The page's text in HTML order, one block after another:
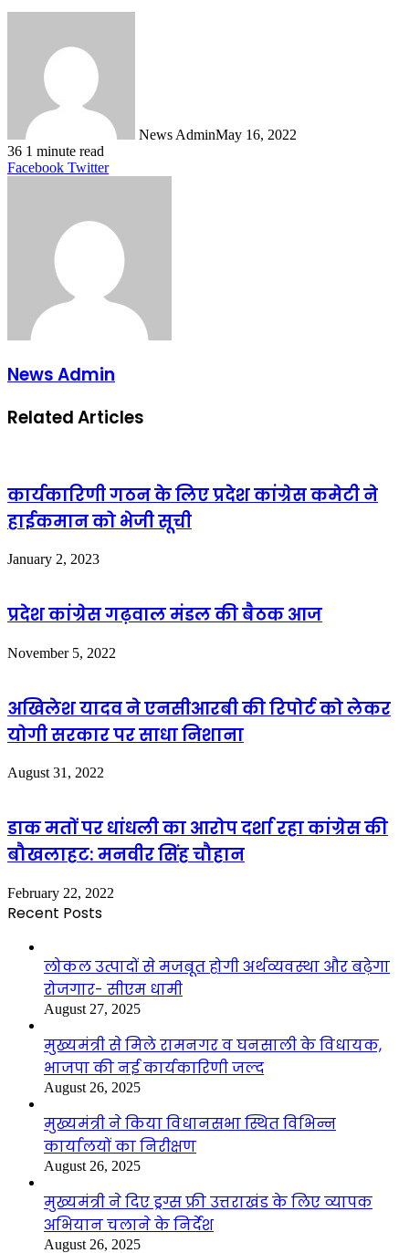
News AdminMay 16, 2022
36 1 minute read
Facebook TwitterLinkedIn
Tumblr
Pinterest
Reddit
VKontakte
Share
Print
News Admin
Related Articles
कार्यकारिणी गठन के लिए प्रदेश कांग्रेस कमेटी ने
हाईकमान को भेजी सूची
January 2, 2023
प्रदेश कांग्रेस गढ़वाल मंडल की बैठक आज
November 5, 2022
अखिलेश यादव ने एनसीआरबी की रिपोर्ट को लेकर
योगी सरकार पर साधा निशाना
August 31, 2022
डाक मतों पर धांधली का आरोप दर्शा रहा कांग्रेस की
बौखलाहट: मनवीर सिंह चौहान
February 22, 2022
Recent Posts
लोकल उत्पादों से मजबूत होगी अर्थव्यवस्था और बढ़ेगा
रोजगार- सीएम धामी
August 27, 2025
मुख्यमंत्री से मिले रामनगर व घनसाली के विधायक,
भाजपा की नई कार्यकारिणी जल्द
August 26, 2025
मुख्यमंत्री ने किया विधानसभा स्थित विभिन्न
कार्यालयों का निरीक्षण
August 26, 2025
मुख्यमंत्री ने दिए ड्रग्स फ्री उत्तराखंड के लिए व्यापक
अभियान चलाने के निर्देश
August 26, 2025